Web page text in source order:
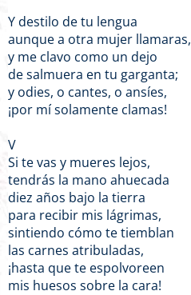
Y destilo de tu lengua
aunque a otra mujer llamaras,
y me clavo como un dejo
de salmuera en tu garganta;
y odies, o cantes, o ansíes,
¡por mí solamente clamas!
V
Si te vas y mueres lejos,
tendrás la mano ahuecada
diez años bajo la tierra
para recibir mis lágrimas,
sintiendo cómo te tiemblan
las carnes atribuladas,
¡hasta que te espolvoreen
mis huesos sobre la cara!